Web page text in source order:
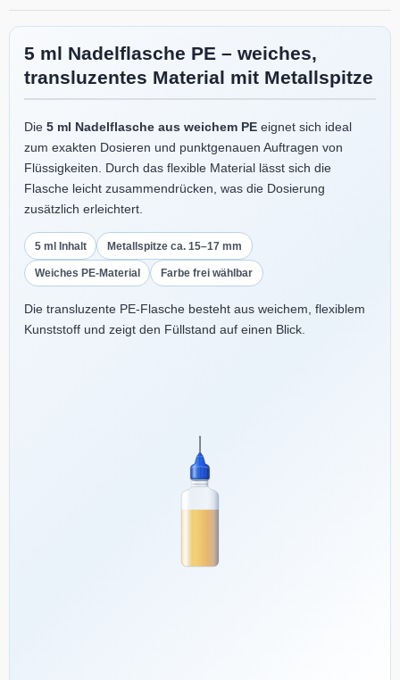
5 ml Nadelflasche PE – weiches,
transluzentes Material mit Metallspitze
Die 5 ml Nadelflasche aus weichem PE eignet sich ideal
zum exakten Dosieren und punktgenauen Auftragen von
Flüssigkeiten. Durch das flexible Material lässt sich die
Flasche leicht zusammendrücken, was die Dosierung
zusätzlich erleichtert.
5 ml Inhalt Metallspitze ca. 15–17 mm
Weiches PE-Material Farbe frei wählbar
Die transluzente PE-Flasche besteht aus weichem, flexiblem
Kunststoff und zeigt den Füllstand auf einen Blick.